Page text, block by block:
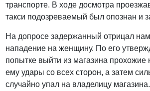
транспорте. В ходе досмотра
такси подозреваемый был опознан и
На допросе задержанный отрицал
нападение на женщину. По его
попытке выйти из магазина прохожие
ему удары со всех сторон, а затем
случайно упал на владелицу магазина.